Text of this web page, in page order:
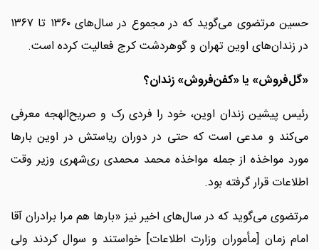
حسین مرتضوی می‌گوید که در مجموع در سال‌های ۱۳۶۰ تا ۱۳۶۷
در زندان‌های اوین تهران و گوهردشت کرج فعالیت کرده است.
«گل‌فروش» یا «کفن‌فروش» زندان؟
رئیس پیشین زندان اوین، خود را فردی رک و صریح‌الهجه معرفی
می‌کند و مدعی است که حتی در دوران ریاستش در اوین بارها
مورد مواخذه از جمله مواخذه محمد محمدی ری‌شهری وزیر وقت
اطلاعات قرار گرفته بود.
مرتضوی می‌گوید که در سال‌های اخیر نیز «بارها هم مرا برادران آقا
امام زمان [مأموران وزارت اطلاعات] خواستند و سوال کردند ولی